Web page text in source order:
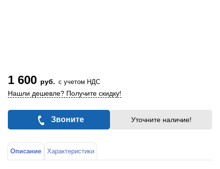
1 600 руб. с учетом НДС
Нашли дешевле? Получите скидку!
Звоните Уточните наличие!
Описание Характеристики